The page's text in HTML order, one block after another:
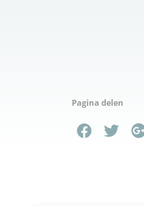
Pagina delen